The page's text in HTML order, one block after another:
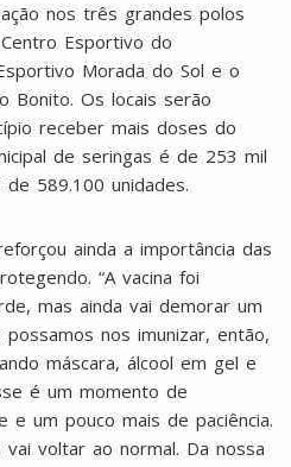
nos três grandes polos
Esportivo do
Morada do Sol e o
Bonito. Os locais serão
receber mais doses do
de seringas é de 253 mil
589.100 unidades.
ainda a importância das
“A vacina foi
mas ainda vai demorar um
nos imunizar, então,
máscara, álcool em gel e
é um momento de
e um pouco mais de paciência.
voltar ao normal. Da nossa